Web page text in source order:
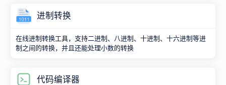
进制转换
在线进制转换工具，支持二进制、八进制、十进制、十六进制等进
制之间的转换，并且还能处理小数的转换
代码编译器